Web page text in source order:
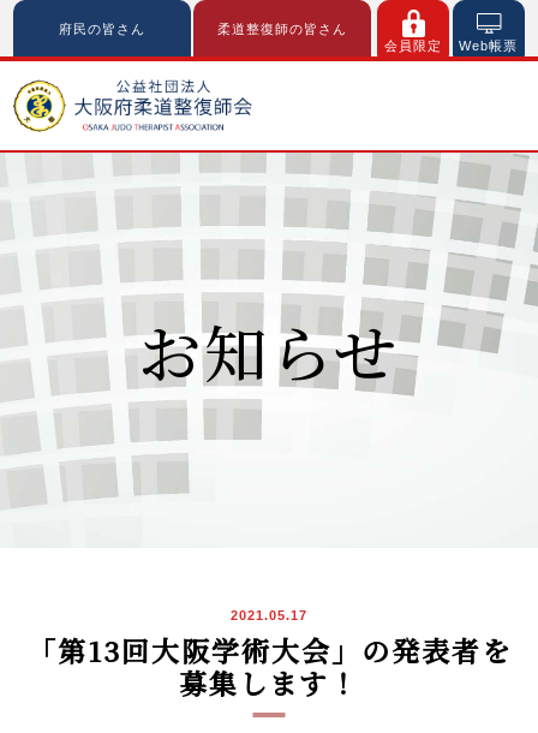
府民の皆さん
柔道整復師の皆さん
会員限定
Web帳票
お知らせ
2021.05.17
「第13回大阪学術大会」の発表者を
募集します！